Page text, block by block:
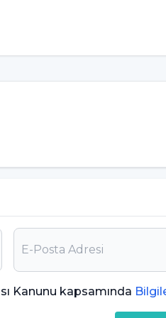
korunmasında
Vardır?
Kanunu kapsamında